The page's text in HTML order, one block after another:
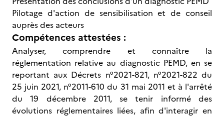
Pilotage d'action de sensibilisation et de conseil
auprès des acteurs
Compétences attestées :
Analyser, comprendre et connaître la
réglementation relative au diagnostic PEMD, en se
reportant aux Décrets n°2021-821, n°2021-822 du
25 juin 2021, n°2011-610 du 31 mai 2011 et à l'arrêté
du 19 décembre 2011, se tenir informé des
évolutions réglementaires liées, afin d'interagir en